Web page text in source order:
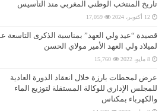
تاريخ المنتخب الوطني المغربي منذ التأسيس
12 أكتوبر، 2024 17,059
قصيدة “عيد ولي العهد” بمناسبة الذكرى التاسعة
لميلاد ولي العهد الأمير مولاي الحسن
8 مايو، 2022 15,760
عرض لمحطات بارزة خلال انعقاد الدورة العادية
للمجلس الإداري للوكالة المستقلة لتوزيع الماء
والكهرباء بمكناس